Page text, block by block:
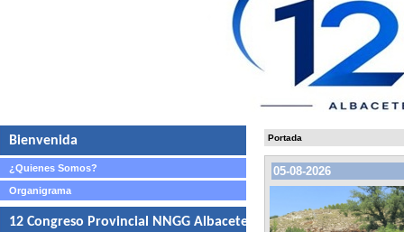
Bienvenida
¿Quienes Somos?
Organigrama
12 Congreso Provincial NNGG Albacete
Portada
05-08-2026